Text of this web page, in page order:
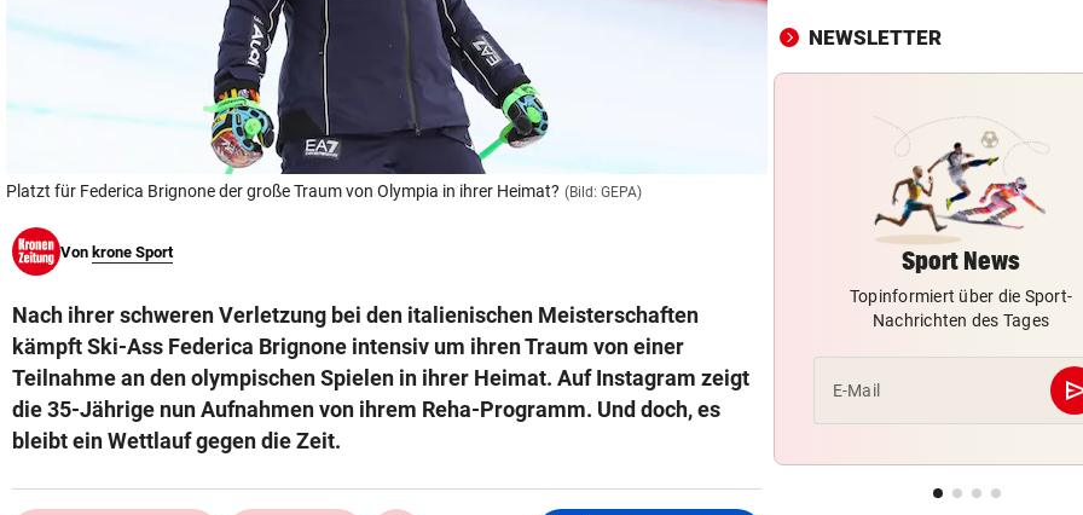
Platzt für Federica Brignone der große Traum von Olympia in ihrer Heimat? (Bild: GEPA)
Von krone Sport
Nach ihrer schweren Verletzung bei den italienischen Meisterschaften
kämpft Ski-Ass Federica Brignone intensiv um ihren Traum von einer
Teilnahme an den olympischen Spielen in ihrer Heimat. Auf Instagram zeigt
die 35-Jährige nun Aufnahmen von ihrem Reha-Programm. Und doch, es
bleibt ein Wettlauf gegen die Zeit.
Lotfi auf Rang 12!
SCHON NÄCHSTE SAISON
Sprintrennen geben
CONFERENCE LEAGUE
Sieg! Austria stößt die Tür
Play-off weit auf
MITTEN IN HITZEWELLE
Irre! Salzburg – Pafos wegen
Sintflut unterbrochen
weiter im Gelben Trikot
NEWSLETTER
Sport News
Topinformiert über die Sport-
Nachrichten des Tages
E-Mail